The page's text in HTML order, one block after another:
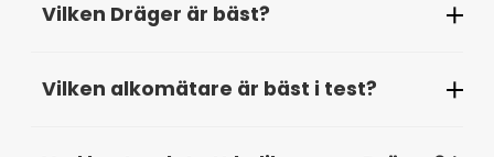
6820 och Dräger 7510. En professionell
Vilken Dräger är bäst?
modellerna för privat bruk, medan Dräger 7000
Vilken alkomätare är bäst i test?